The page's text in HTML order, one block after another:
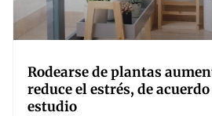
Rodearse de plantas
reduce el estrés, de
estudio